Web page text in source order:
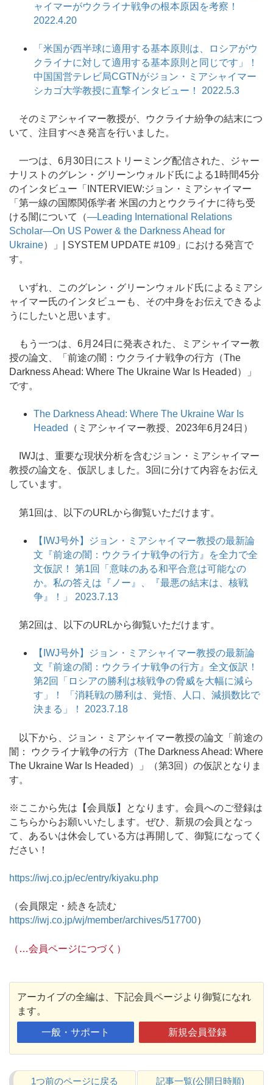
ャイマーがウクライナ戦争の根本原因を考察！
2022.4.20
「米国が西半球に適用する基本原則は、ロシアがウ
クライナに対して適用する基本原則と同じです」！
中国国営テレビ局CGTNがジョン・ミアシャイマー
シカゴ大学教授に直撃インタビュー！ 2022.5.3
そのミアシャイマー教授が、ウクライナ紛争の結末につ
いて、注目すべき発言を行いました。
一つは、6月30日にストリーミング配信された、ジャー
ナリストのグレン・グリーンウォルド氏による1時間45分
のインタビュー「INTERVIEW:ジョン・ミアシャイマー
「第一線の国際関係学者 米国の力とウクライナに待ち受
ける闇について（―Leading International Relations
Scholar―On US Power & the Darkness Ahead for
Ukraine）」| SYSTEM UPDATE #109」における発言で
す。
いずれ、このグレン・グリーンウォルド氏によるミアシ
ャイマー氏のインタビューも、その中身をお伝えできるよ
うにしたいと思います。
もう一つは、6月24日に発表された、ミアシャイマー教
授の論文、「前途の闇：ウクライナ戦争の行方（The
Darkness Ahead: Where The Ukraine War Is Headed）」
です。
The Darkness Ahead: Where The Ukraine War Is
Headed
（ミアシャイマー教授、2023年6月24日）
IWJは、重要な現状分析を含むジョン・ミアシャイマー
教授の論文を、仮訳しました。3回に分けて内容をお伝え
しています。
第1回は、以下のURLから御覧いただけます。
【IWJ号外】ジョン・ミアシャイマー教授の最新論
文『前途の闇：ウクライナ戦争の行方』を全力で全
文仮訳！ 第1回「意味のある和平合意は可能なの
か。私の答えは『ノー』、『最悪の結末は、核戦
争』！」 2023.7.13
第2回は、以下のURLから御覧いただけます。
【IWJ号外】ジョン・ミアシャイマー教授の最新論
文『前途の闇：ウクライナ戦争の行方』全文仮訳！
第2回「ロシアの勝利は核戦争の脅威を大幅に減ら
す」！ 「消耗戦の勝利は、覚悟、人口、減損数比で
決まる」！ 2023.7.18
以下から、ジョン・ミアシャイマー教授の論文「前途の
闇： ウクライナ戦争の行方（The Darkness Ahead: Where
The Ukraine War Is Headed）」（第3回）の仮訳となりま
す。
※ここから先は【会員版】となります。会員へのご登録は
こちらからお願いいたします。ぜひ、新規の会員となっ
て、あるいは休会している方は再開して、御覧になってく
ださい！
https://iwj.co.jp/ec/entry/kiyaku.php
（会員限定・続きを読む
https://iwj.co.jp/wj/member/archives/517700）
（…会員ページにつづく）
アーカイブの全編は、下記会員ページより御覧になれ
ます。
一般・サポート 新規会員登録
1つ前のページに戻る 記事一覧(公開日時順)